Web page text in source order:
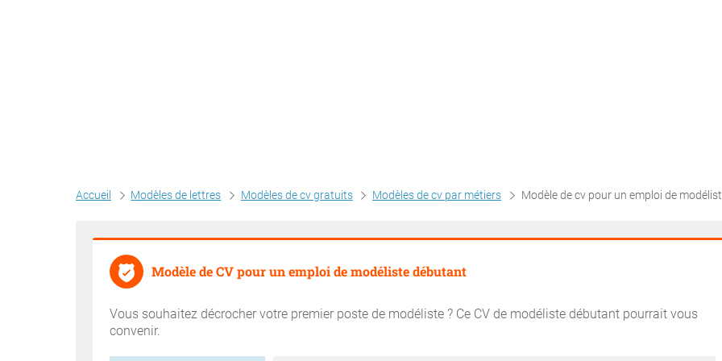
Accueil Modèles de lettres Modèles de cv gratuits Modèles de cv par métiers Modèle de cv pour un emploi de modéliste
Modèle de CV pour un emploi de modéliste débutant
Vous souhaitez décrocher votre premier poste de modéliste ? Ce CV de modéliste débutant pourrait vous
convenir.